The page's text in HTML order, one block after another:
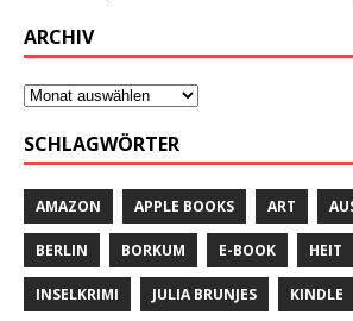
ARCHIV
SCHLAGWÖRTER
AMAZON APPLE BOOKS ART
BERLIN BORKUM E-BOOK HEIT
INSELKRIMI JULIA BRUNJES KINDLE